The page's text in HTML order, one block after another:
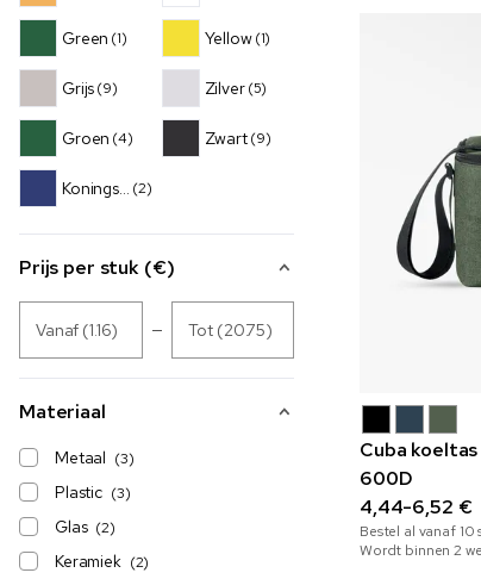
Green (1)
Grijs(9)
Groen (4)
Koningsblauw
(2)
Yellow (1)
Zilver (5)
Zwart (9)
Prijs per stuk (€)
Vanaf (1.16) Tot (20.75)
Materiaal
Metaal (3)
Plastic (3)
Glas (2)
Keramiek (2)
Cuba
600D
4,44-6,52 €
Bestel al vanaf 10
Wordt binnen 2